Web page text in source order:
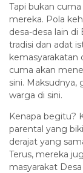
Tapi bukan
mereka. Pola
desa-desa lain
tradisi dan adat
kemasyarakatan
cuma akan
sini. Maksudnya,
warga di sini.
Kenapa begitu?
parental yang
derajat yang
Terus, mereka
masyarakat